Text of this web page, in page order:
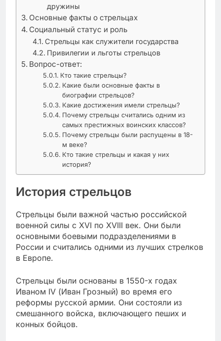
дружины
Основные факты о стрельцах
Социальный статус и роль
Стрельцы как служители государства
Привилегии и льготы стрельцов
Вопрос-ответ:
Кто такие стрельцы?
Какие были основные факты в
биографии стрельцов?
Какие достижения имели стрельцы?
Почему стрельцы считались одним из
самых престижных воинских классов?
Почему стрельцы были распущены в 18-
м веке?
Кто такие стрельцы и какая у них
история?
История стрельцов
Стрельцы были важной частью российской
военной силы с XVI по XVIII век. Они были
основными боевыми подразделениями в
России и считались одними из лучших стрелков
в Европе.
Стрельцы были основаны в 1550-х годах
Иваном IV (Иван Грозный) во время его
реформы русской армии. Они состояли из
смешанного войска, включающего пеших и
конных бойцов.